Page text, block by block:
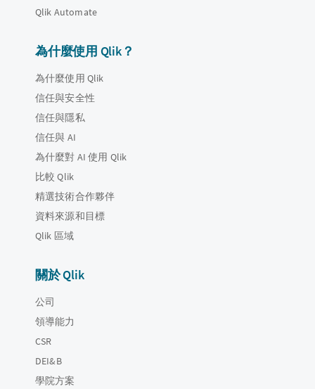
Qlik Automate
為什麼使用 Qlik？
為什麼使用 Qlik
信任與安全性
信任與隱私
信任與 AI
為什麼對 AI 使用 Qlik
比較 Qlik
精選技術合作夥伴
資料來源和目標
Qlik 區域
關於 Qlik
公司
領導能力
CSR
DEI&B
學院方案